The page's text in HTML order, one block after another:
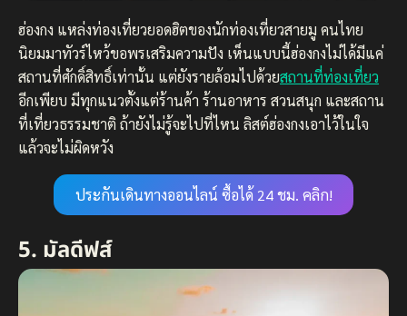
ฮ่องกง แหล่งท่องเที่ยวยอดฮิตของนักท่องเที่ยวสายมู คนไทย
นิยมมาทัวร์ไหว้ขอพรเสริมความปัง เห็นแบบนี้ฮ่องกงไม่ได้มีแค่
สถานที่ศักดิ์สิทธิ์เท่านั้น แต่ยังรายล้อมไปด้วยสถานที่ท่องเที่ยว
อีกเพียบ มีทุกแนวตั้งแต่ร้านค้า ร้านอาหาร สวนสนุก และสถาน
ที่เที่ยวธรรมชาติ ถ้ายังไม่รู้จะไปที่ไหน ลิสต์ฮ่องกงเอาไว้ในใจ
แล้วจะไม่ผิดหวัง
ประกันเดินทางออนไลน์ ซื้อได้ 24 ชม. คลิก!
5. มัลดีฟส์